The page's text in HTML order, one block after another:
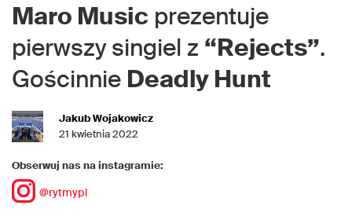
Maro Music prezentuje
pierwszy singiel z “Rejects”.
Gościnnie Deadly Hunt
Jakub Wojakowicz
21 kwietnia 2022
Obserwuj nas na instagramie:
@rytmypl